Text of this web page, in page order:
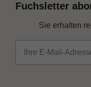
Fuchsletter
Sie erhalten
E-Mail